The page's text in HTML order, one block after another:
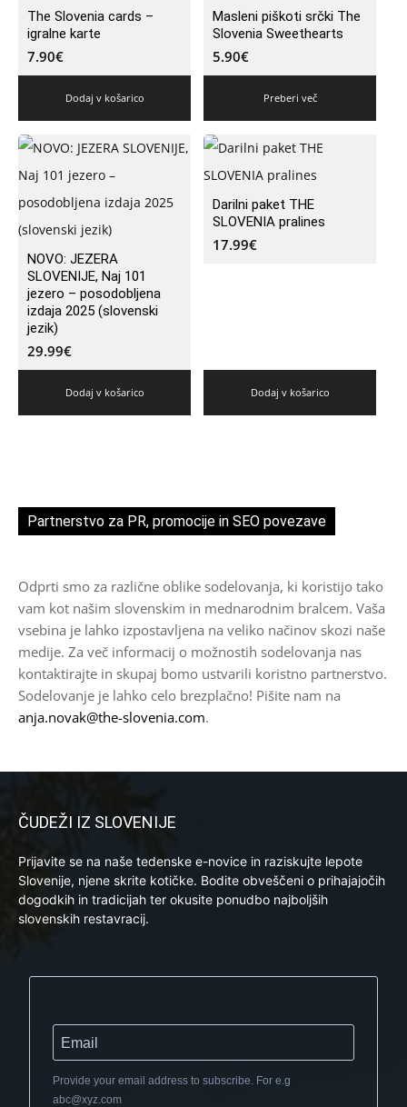
The Slovenia cards –
igralne karte
7.90€
Dodaj v košarico
Masleni piškoti srčki The
Slovenia Sweethearts
5.90€
Preberi več
NOVO: JEZERA
SLOVENIJE, Naj 101
jezero – posodobljena
izdaja 2025 (slovenski
jezik)
29.99€
Dodaj v košarico
Darilni paket THE
SLOVENIA pralines
17.99€
Dodaj v košarico
Partnerstvo za PR, promocije in SEO povezave
Odprti smo za različne oblike sodelovanja, ki koristijo tako
vam kot našim slovenskim in mednarodnim bralcem. Vaša
vsebina je lahko izpostavljena na veliko načinov skozi naše
medije. Za več informacij o možnostih sodelovanja nas
kontaktirajte in skupaj bomo ustvarili koristno partnerstvo.
Sodelovanje je lahko celo brezplačno! Pišite nam na
anja.novak@the-slovenia.com.
ČUDEŽI IZ SLOVENIJE
Prijavite se na naše tedenske e-novice in raziskujte lepote
Slovenije, njene skrite kotičke. Bodite obveščeni o prihajajočih
dogodkih in tradicijah ter okusite ponudbo najboljših
slovenskih restavracij.
Provide your email address to subscribe. For e.g
abc@xyz.com